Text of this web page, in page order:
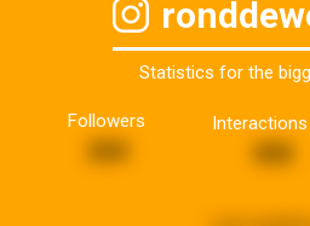
Statistics for the
Followers
260
Interactions
458